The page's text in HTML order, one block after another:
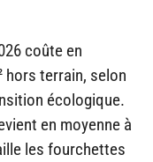
coûte en
hors terrain, selon
écologique.
en moyenne à
les fourchettes